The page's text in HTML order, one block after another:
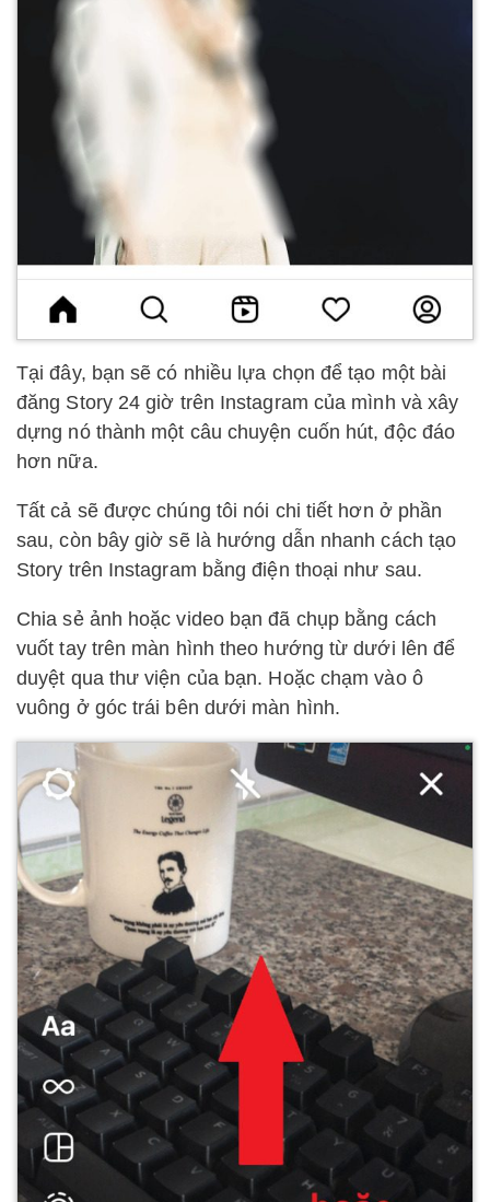
Tại đây, bạn sẽ có nhiều lựa chọn để tạo một bài
đăng Story 24 giờ trên Instagram của mình và xây
dựng nó thành một câu chuyện cuốn hút, độc đáo
hơn nữa.
Tất cả sẽ được chúng tôi nói chi tiết hơn ở phần
sau, còn bây giờ sẽ là hướng dẫn nhanh cách tạo
Story trên Instagram bằng điện thoại như sau.
Chia sẻ ảnh hoặc video bạn đã chụp bằng cách
vuốt tay trên màn hình theo hướng từ dưới lên để
duyệt qua thư viện của bạn. Hoặc chạm vào ô
vuông ở góc trái bên dưới màn hình.